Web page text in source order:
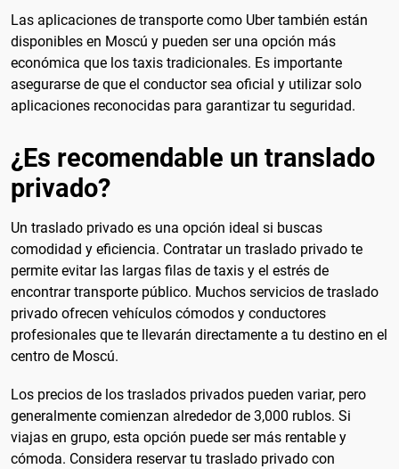
Las aplicaciones de transporte como Uber también están
disponibles en Moscú y pueden ser una opción más
económica que los taxis tradicionales. Es importante
asegurarse de que el conductor sea oficial y utilizar solo
aplicaciones reconocidas para garantizar tu seguridad.
¿Es recomendable un translado
privado?
Un traslado privado es una opción ideal si buscas
comodidad y eficiencia. Contratar un traslado privado te
permite evitar las largas filas de taxis y el estrés de
encontrar transporte público. Muchos servicios de traslado
privado ofrecen vehículos cómodos y conductores
profesionales que te llevarán directamente a tu destino en el
centro de Moscú.
Los precios de los traslados privados pueden variar, pero
generalmente comienzan alrededor de 3,000 rublos. Si
viajas en grupo, esta opción puede ser más rentable y
cómoda. Considera reservar tu traslado privado con